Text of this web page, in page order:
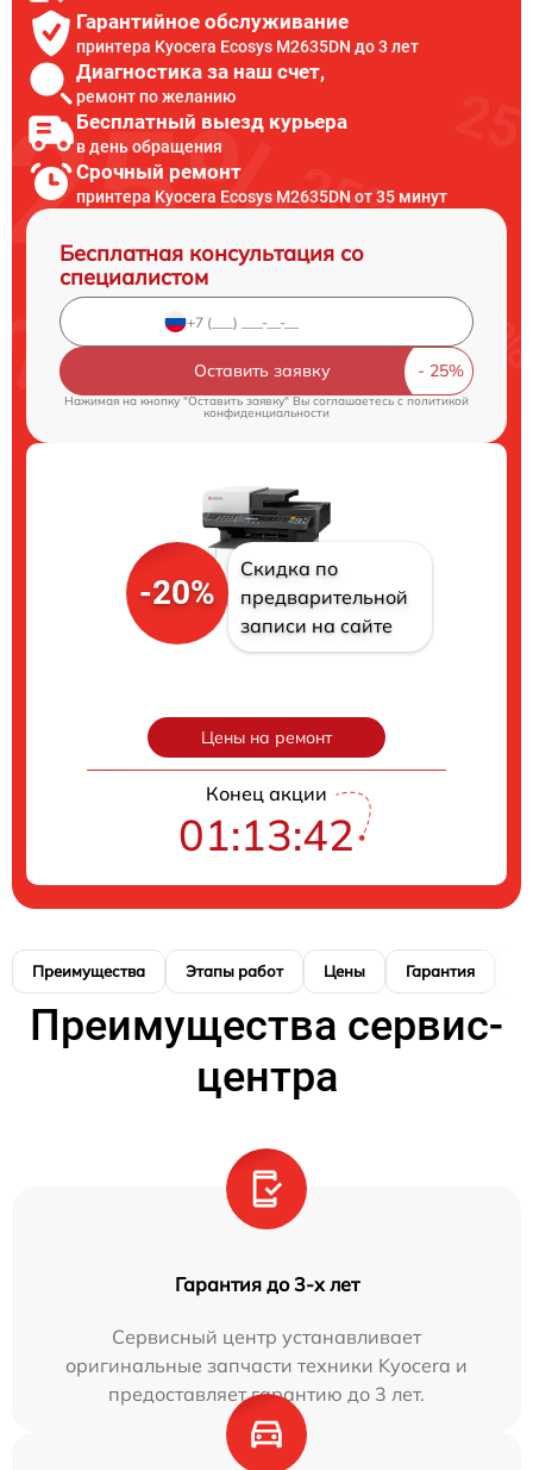
Гарантийное обслуживание
принтера Kyocera Ecosys M2635DN до 3 лет
Диагностика за наш счет,
ремонт по желанию
Бесплатный выезд курьера
в день обращения
Срочный ремонт
принтера Kyocera Ecosys M2635DN от 35 минут
Бесплатная консультация со
специалистом
Оставить заявку
Нажимая на кнопку "Оставить заявку" Вы соглашаетесь cполитикой
конфиденциальности
-20%
Скидка по
предварительной
записи на сайте
Цены на ремонт
Конец акции
01:13:41
Преимущества Этапы работ Цены Гарантия
Преимущества сервис-
центра
Гарантия до 3-х лет
Сервисный центр устанавливает
оригинальные запчасти техники Kyocera и
предоставляет гарантию до 3 лет.